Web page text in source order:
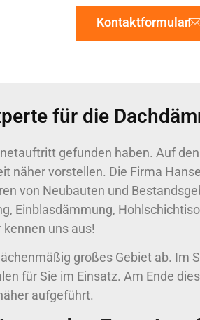
Kontaktformular
für die
gefunden haben. Auf
näher vorstellen. Die Firma
von Neubauten und
Einblasdämmung,
uns aus!
großes Gebiet ab. Im
für Sie im Einsatz. Am Ende
aufgeführt.